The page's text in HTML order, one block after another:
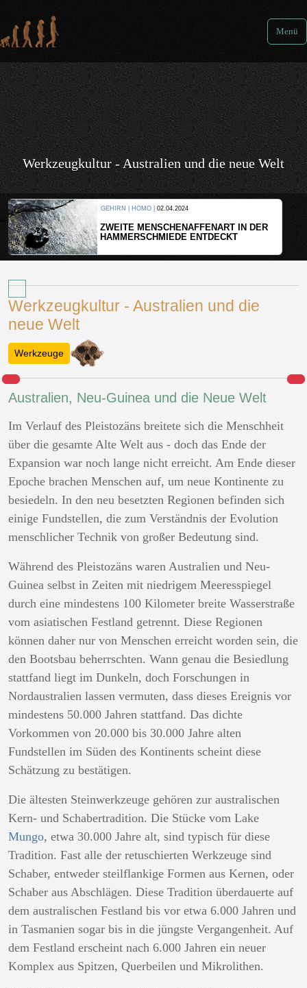
Menü
Werkzeugkultur - Australien und die neue Welt
GEHIRN | HOMO | 02.04.2024
ZWEITE MENSCHENAFFENART IN DER
HAMMERSCHMIEDE ENTDECKT
Werkzeugkultur - Australien und die
neue Welt
Werkzeuge
Australien, Neu-Guinea und die Neue Welt
Im Verlauf des Pleistozäns breitete sich die Menschheit
über die gesamte Alte Welt aus - doch das Ende der
Expansion war noch lange nicht erreicht. Am Ende dieser
Epoche brachen Menschen auf, um neue Kontinente zu
besiedeln. In den neu besetzten Regionen befinden sich
einige Fundstellen, die zum Verständnis der Evolution
menschlicher Technik von großer Bedeutung sind.
Während des Pleistozäns waren Australien und Neu-
Guinea selbst in Zeiten mit niedrigem Meeresspiegel
durch eine mindestens 100 Kilometer breite Wasserstraße
vom asiatischen Festland getrennt. Diese Regionen
können daher nur von Menschen erreicht worden sein, die
den Bootsbau beherrschten. Wann genau die Besiedlung
stattfand liegt im Dunkeln, doch Forschungen in
Nordaustralien lassen vermuten, dass dieses Ereignis vor
mindestens 50.000 Jahren stattfand. Das dichte
Vorkommen von 20.000 bis 30.000 Jahre alten
Fundstellen im Süden des Kontinents scheint diese
Schätzung zu bestätigen.
Die ältesten Steinwerkzeuge gehören zur australischen
Kern- und Schabertradition. Die Stücke vom Lake
Mungo, etwa 30.000 Jahre alt, sind typisch für diese
Tradition. Fast alle der retuschierten Werkzeuge sind
Schaber, entweder steilflankige Formen aus Kernen, oder
Schaber aus Abschlägen. Diese Tradition überdauerte auf
dem australischen Festland bis vor etwa 6.000 Jahren und
in Tasmanien sogar bis in die jüngste Vergangenheit. Auf
dem Festland erscheint nach 6.000 Jahren ein neuer
Komplex aus Spitzen, Querbeilen und Mikrolithen.